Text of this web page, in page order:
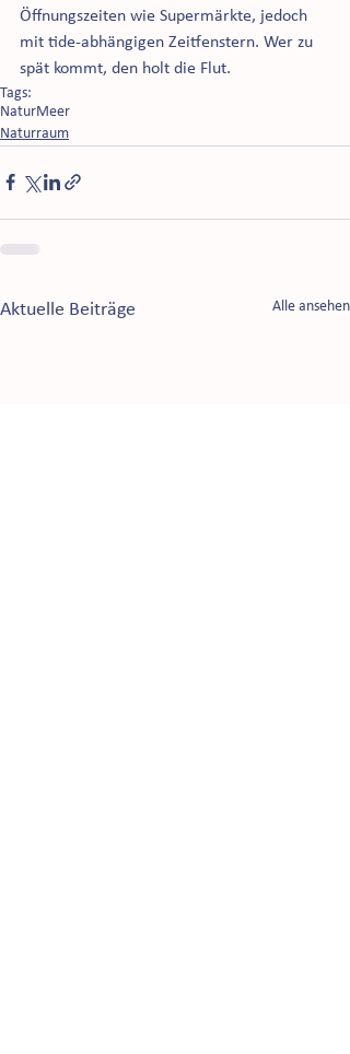
Öffnungszeiten wie Supermärkte, jedoch
mit tide-abhängigen Zeitfenstern. Wer zu
spät kommt, den holt die Flut.
Tags:
NaturMeer
Naturraum
Aktuelle Beiträge Alle ansehen